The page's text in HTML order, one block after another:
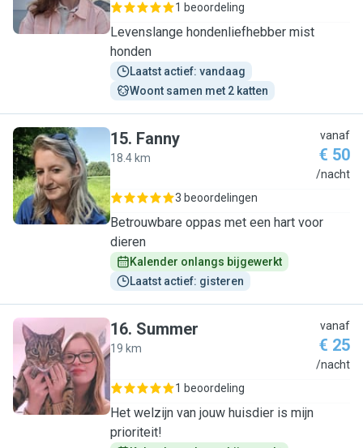
1 beoordeling
Levenslange hondenliefhebber mist
honden
Laatst actief: vandaag
Woont samen met 2 katten
F
15. Fanny
18.4 km
vanaf
€ 50
/nacht
3 beoordelingen
Betrouwbare oppas met een hart voor
dieren
Kalender onlangs bijgewerkt
Laatst actief: gisteren
S
16. Summer
19 km
vanaf
€ 25
/nacht
1 beoordeling
Het welzijn van jouw huisdier is mijn
prioriteit!